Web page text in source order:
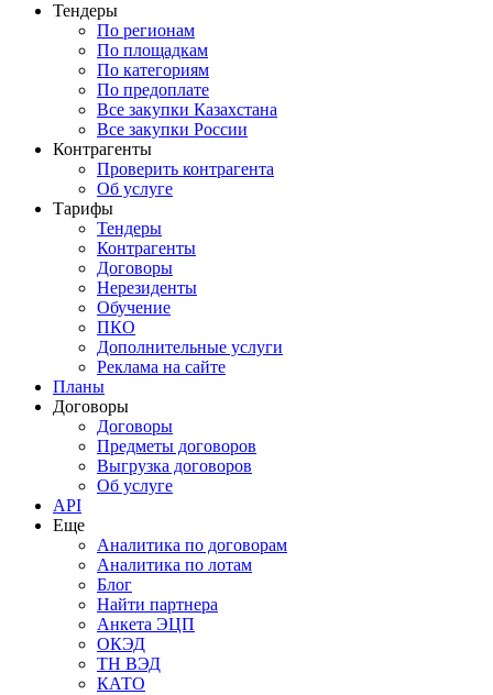
Тендеры
По регионам
По площадкам
По категориям
По предоплате
Все закупки Казахстана
Все закупки России
Контрагенты
Проверить контрагента
Об услуге
Тарифы
Тендеры
Контрагенты
Договоры
Нерезиденты
Обучение
ПКО
Дополнительные услуги
Реклама на сайте
Планы
Договоры
Договоры
Предметы договоров
Выгрузка договоров
Об услуге
API
Еще
Аналитика по договорам
Аналитика по лотам
Блог
Найти партнера
Анкета ЭЦП
ОКЭД
ТН ВЭД
КАТО